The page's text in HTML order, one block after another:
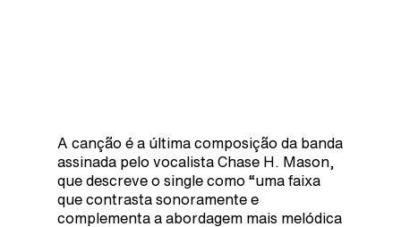
A canção é a última composição da banda
assinada pelo vocalista Chase H. Mason,
que descreve o single como “uma faixa
que contrasta sonoramente e
complementa a abordagem mais melódica